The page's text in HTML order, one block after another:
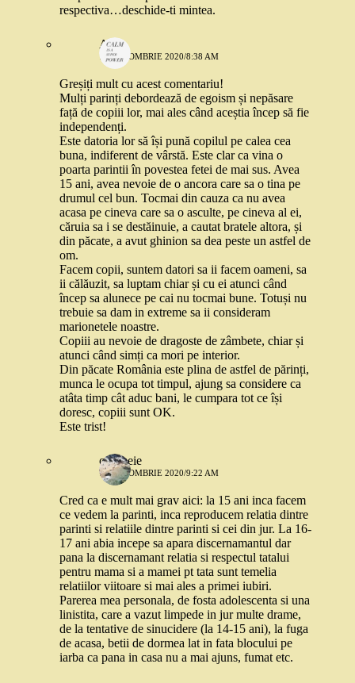
respectiva…deschide-ti mintea.
A.V
13 OCTOMBRIE 2020/8:38 AM
Greșiți mult cu acest comentariu!
Mulți parinți debordează de egoism și nepăsare
față de copiii lor, mai ales când aceștia încep să fie
independenți.
Este datoria lor să își pună copilul pe calea cea
buna, indiferent de vârstă. Este clar ca vina o
poarta parintii în povestea fetei de mai sus. Avea
15 ani, avea nevoie de o ancora care sa o tina pe
drumul cel bun. Tocmai din cauza ca nu avea
acasa pe cineva care sa o asculte, pe cineva al ei,
căruia sa i se destăinuie, a cautat bratele altora, și
din păcate, a avut ghinion sa dea peste un astfel de
om.
Facem copii, suntem datori sa ii facem oameni, sa
ii călăuzit, sa luptam chiar și cu ei atunci când
încep sa alunece pe cai nu tocmai bune. Totuși nu
trebuie sa dam in extreme sa ii consideram
marionetele noastre.
Copiii au nevoie de dragoste de zâmbete, chiar și
atunci când simți ca mori pe interior.
Din păcate România este plina de astfel de părinți,
munca le ocupa tot timpul, ajung sa considere ca
atâta timp cât aduc bani, le cumpara tot ce își
doresc, copiii sunt OK.
Este trist!
o femeie
13 OCTOMBRIE 2020/9:22 AM
Cred ca e mult mai grav aici: la 15 ani inca facem
ce vedem la parinti, inca reproducem relatia dintre
parinti si relatiile dintre parinti si cei din jur. La 16-
17 ani abia incepe sa apara discernamantul dar
pana la discernamant relatia si respectul tatalui
pentru mama si a mamei pt tata sunt temelia
relatiilor viitoare si mai ales a primei iubiri.
Parerea mea personala, de fosta adolescenta si una
linistita, care a vazut limpede in jur multe drame,
de la tentative de sinucidere (la 14-15 ani), la fuga
de acasa, betii de dormea lat in fata blocului pe
iarba ca pana in casa nu a mai ajuns, fumat etc.